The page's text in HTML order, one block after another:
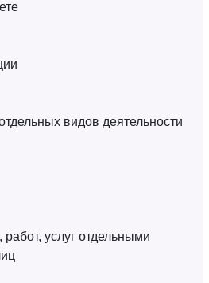
видов деятельности
услуг отдельными